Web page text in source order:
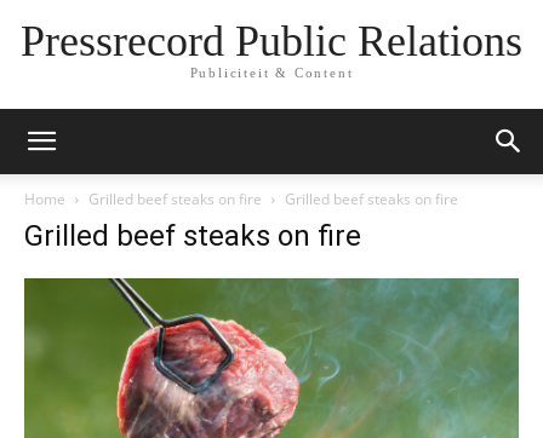
Pressrecord Public Relations
Publiciteit & Content
Home Grilled beef steaks on fire Grilled beef steaks on fire
Grilled beef steaks on fire